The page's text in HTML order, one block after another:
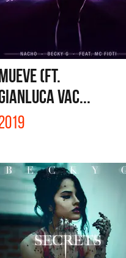
(FT.
VAC...